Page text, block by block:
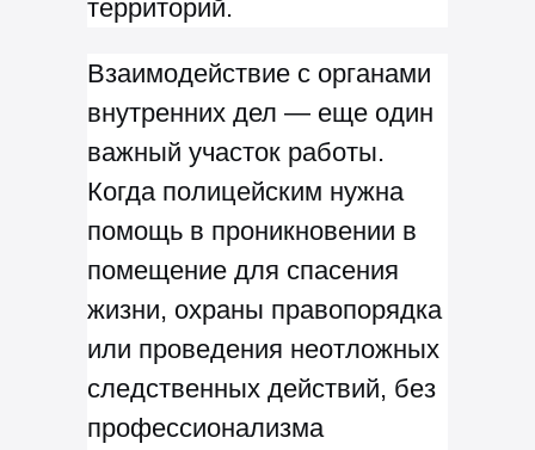
территорий.
Взаимодействие с органами
внутренних дел — еще один
важный участок работы.
Когда полицейским нужна
помощь в проникновении в
помещение для спасения
жизни, охраны правопорядка
или проведения неотложных
следственных действий, без
профессионализма